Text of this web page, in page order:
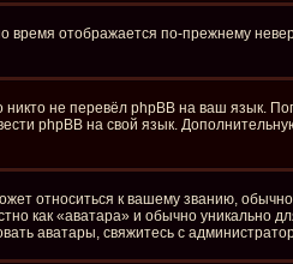
время отображается по-прежнему
не перевёл phpBB на ваш язык.
phpBB на свой язык.
относиться к вашему званию,
как «аватара» и обычно уникально
аватары, свяжитесь с